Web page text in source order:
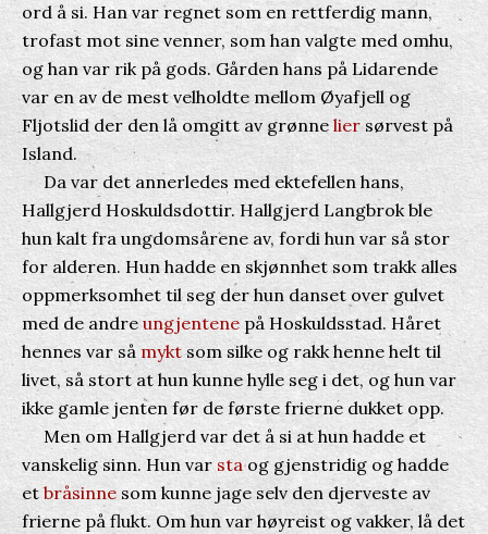
ord å si. Han var regnet som en rettferdig mann,
trofast mot sine venner, som han valgte med omhu,
og han var rik på gods. Gården hans på Lidarende
var en av de mest velholdte mellom Øyafjell og
Fljotslid der den lå omgitt av grønneliersørvest på
Island.
Da var det annerledes med ektefellen hans,
Hallgjerd Hoskuldsdottir. Hallgjerd Langbrok ble
hun kalt fra ungdomsårene av, fordi hun var så stor
for alderen. Hun hadde en skjønnhet som trakk alles
oppmerksomhet til seg der hun danset over gulvet
med de andreungjentene på Hoskuldsstad. Håret
hennes var såmyktsom silke og rakk henne helt til
livet, så stort at hun kunne hylle seg i det, og hun var
ikke gamle jenten før de første frierne dukket opp.
Men om Hallgjerd var det å si at hun hadde et
vanskelig sinn. Hun var staog gjenstridig og hadde
etbråsinne som kunne jage selv den djerveste av
frierne på flukt. Om hun var høyreist og vakker, lå det